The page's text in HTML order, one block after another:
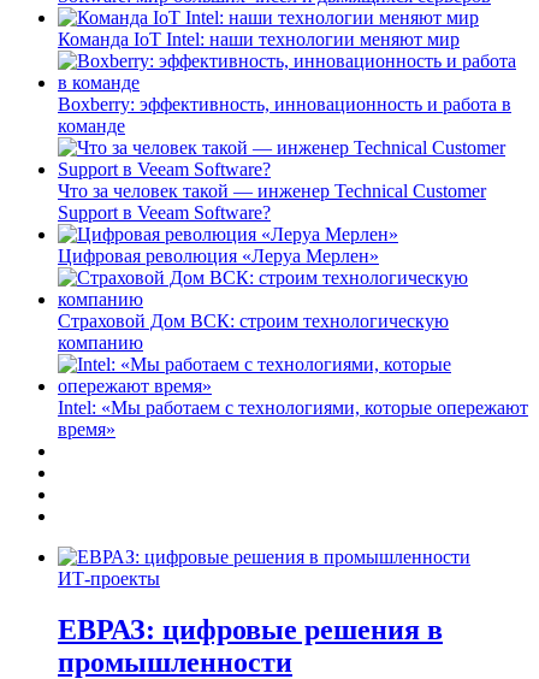
Команда IoT Intel: наши технологии меняют мир
Boxberry: эффективность, инновационность и работа в
команде
Что за человек такой — инженер Technical Customer
Support в Veeam Software?
Цифровая революция «Леруа Мерлен»
Страховой Дом ВСК: строим технологическую
компанию
Intel: «Мы работаем с технологиями, которые опережают
время»
ИТ-проекты
ЕВРАЗ: цифровые решения в
промышленности